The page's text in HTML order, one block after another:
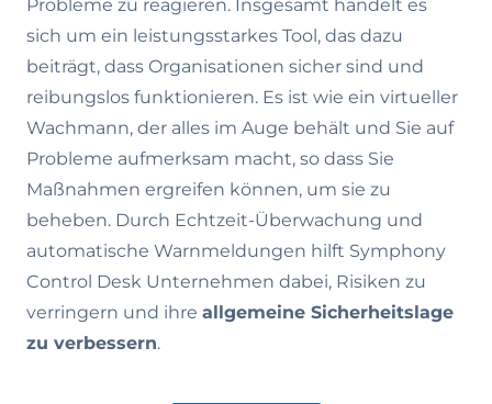
Probleme zu reagieren. Insgesamt handelt es
sich um ein leistungsstarkes Tool, das dazu
beiträgt, dass Organisationen sicher sind und
reibungslos funktionieren. Es ist wie ein virtueller
Wachmann, der alles im Auge behält und Sie auf
Probleme aufmerksam macht, so dass Sie
Maßnahmen ergreifen können, um sie zu
beheben. Durch Echtzeit-Überwachung und
automatische Warnmeldungen hilft Symphony
Control Desk Unternehmen dabei, Risiken zu
verringern und ihre allgemeine Sicherheitslage
zu verbessern.